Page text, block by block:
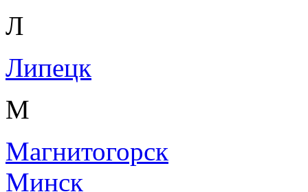
Л
Липецк
М
Магнитогорск
Минск